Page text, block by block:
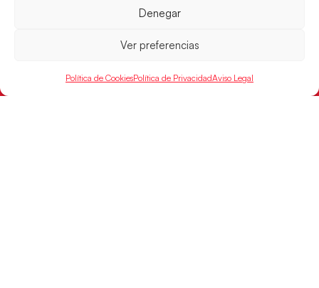
Denegar
Ver preferencias
Política de CookiesPolítica de PrivacidadAviso Legal
RFEBM © 2024. Todos los derechos reservados –
Desarrollado por